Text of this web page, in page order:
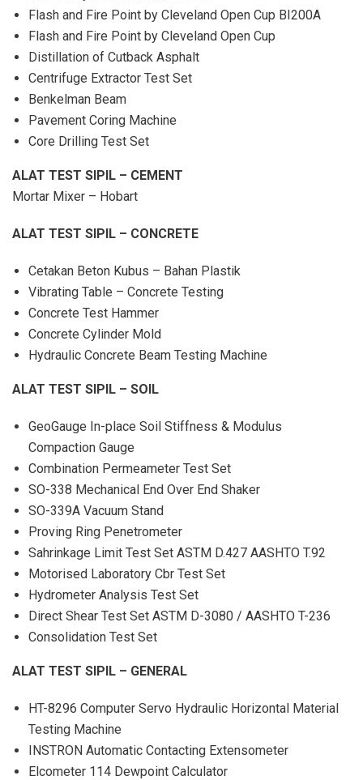
Flash and Fire Point by Cleveland Open Cup BI200A
Flash and Fire Point by Cleveland Open Cup
Distillation of Cutback Asphalt
Centrifuge Extractor Test Set
Benkelman Beam
Pavement Coring Machine
Core Drilling Test Set
ALAT TEST SIPIL – CEMENT
Mortar Mixer – Hobart
ALAT TEST SIPIL – CONCRETE
Cetakan Beton Kubus – Bahan Plastik
Vibrating Table – Concrete Testing
Concrete Test Hammer
Concrete Cylinder Mold
Hydraulic Concrete Beam Testing Machine
ALAT TEST SIPIL – SOIL
GeoGauge In-place Soil Stiffness & Modulus
Compaction Gauge
Combination Permeameter Test Set
SO-338 Mechanical End Over End Shaker
SO-339A Vacuum Stand
Proving Ring Penetrometer
Sahrinkage Limit Test Set ASTM D.427 AASHTO T.92
Motorised Laboratory Cbr Test Set
Hydrometer Analysis Test Set
Direct Shear Test Set ASTM D-3080 / AASHTO T-236
Consolidation Test Set
ALAT TEST SIPIL – GENERAL
HT-8296 Computer Servo Hydraulic Horizontal Material
Testing Machine
INSTRON Automatic Contacting Extensometer
Elcometer 114 Dewpoint Calculator